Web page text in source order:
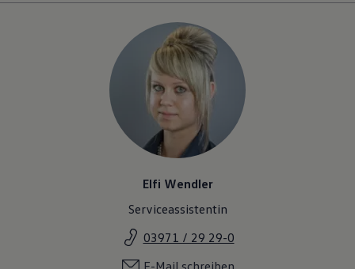
Elfi Wendler
Serviceassistentin
03971 / 29 29-0